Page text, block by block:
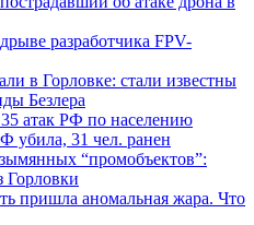
разработчика FPV-
в Горловке: стали известны
Безлера
атак РФ по населению
убила, 31 чел. ранен
“промобъектов”:
Горловки
пришла аномальная жара. Что